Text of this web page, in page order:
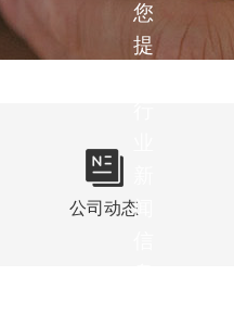
您
提
闻
公司动态